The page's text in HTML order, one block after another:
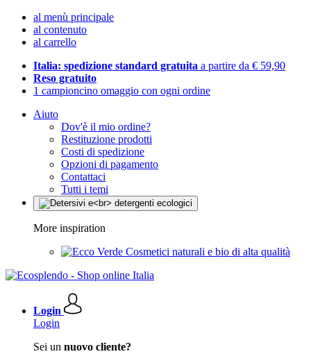
al menù principale
al contenuto
al carrello
Italia: spedizione standard gratuita a partire da € 59,90
Reso gratuito
1 campioncino omaggio con ogni ordine
Aiuto
Dov'è il mio ordine?
Restituzione prodotti
Costi di spedizione
Opzioni di pagamento
Contattaci
Tutti i temi
More inspiration
Cosmetici naturali e bio di alta qualità
Login
Login
Sei un nuovo cliente?